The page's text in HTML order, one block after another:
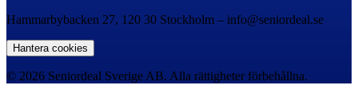
Hammarbybacken 27, 120 30 Stockholm – info@seniordeal.se
Hantera cookies
© 2026 Seniordeal Sverige AB. Alla rättigheter förbehållna.